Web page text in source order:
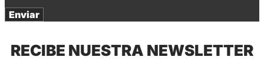
Enviar
RECIBE NUESTRA NEWSLETTER